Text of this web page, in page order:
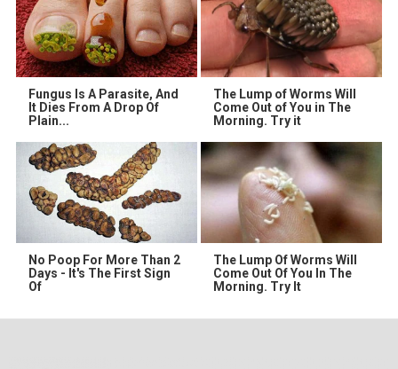
Fungus Is A Parasite, And
It Dies From A Drop Of
Plain...
The Lump of Worms Will
Come Out of You in The
Morning. Try it
No Poop For More Than 2
Days - It's The First Sign
Of
The Lump Of Worms Will
Come Out Of You In The
Morning. Try It